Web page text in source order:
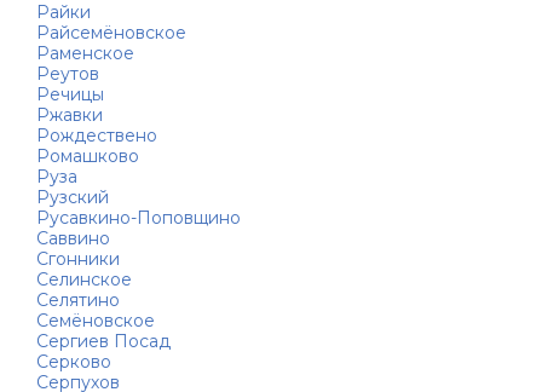
Райки
Райсемёновское
Раменское
Реутов
Речицы
Ржавки
Рождествено
Ромашково
Руза
Рузский
Русавкино-Поповщино
Саввино
Сгонники
Селинское
Селятино
Семёновское
Сергиев Посад
Серково
Серпухов